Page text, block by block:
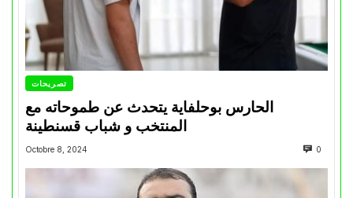
تصريحات
الحارس بوحلفاية يتحدث عن طموحاته مع
المنتخب و شباب قسنطينة
Octobre 8, 2024 0